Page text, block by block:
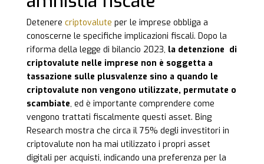
Detenere criptovalute per le imprese obbliga a
conoscerne le specifiche implicazioni fiscali. Dopo la
riforma della legge di bilancio 2023, la detenzione di
criptovalute nelle imprese non è soggetta a
tassazione sulle plusvalenze sino a quando le
criptovalute non vengono utilizzate, permutate o
scambiate, ed è importante comprendere come
vengono trattati fiscalmente questi asset. Bing
Research mostra che circa il 75% degli investitori in
criptovalute non ha mai utilizzato i propri asset
digitali per acquisti, indicando una preferenza per la